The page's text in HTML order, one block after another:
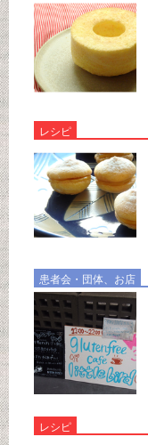
レシピ
患者会・団体、お店
レシピ